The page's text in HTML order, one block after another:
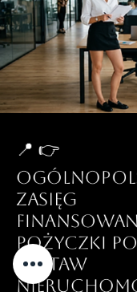
📍 👉
zasięg
Pożyczki
zastaw